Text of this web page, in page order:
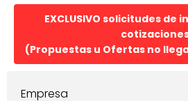
EXCLUSIVO solicitudes de
(Propuestas u Ofertas no
Empresa